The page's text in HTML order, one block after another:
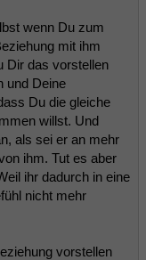
wenn Du zum
mit ihm
Dir das vorstellen
und Deine
Du die gleiche
willst. Und
als sei er an mehr
ihm. Tut es aber
ihr dadurch in eine
nicht mehr
vorstellen